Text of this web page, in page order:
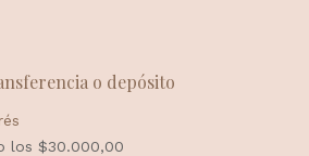
o depósito
los $30.000,00